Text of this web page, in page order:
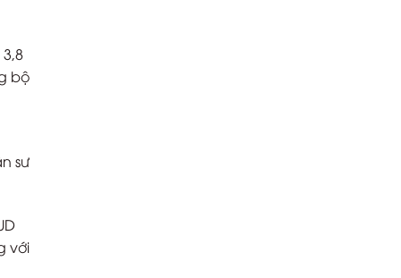
bộ
sư
với